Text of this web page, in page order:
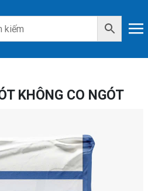
KHÔNG CO NGÓT